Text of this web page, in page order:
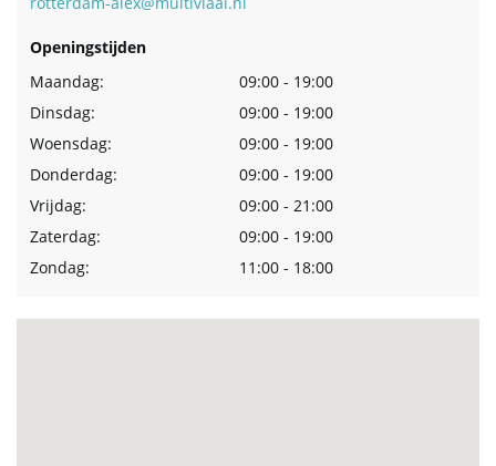
Openingstijden
Maandag:
09:00 - 19:00
Dinsdag:
09:00 - 19:00
Woensdag:
09:00 - 19:00
Donderdag:
09:00 - 19:00
Vrijdag:
09:00 - 21:00
Zaterdag:
09:00 - 19:00
Zondag:
11:00 - 18:00